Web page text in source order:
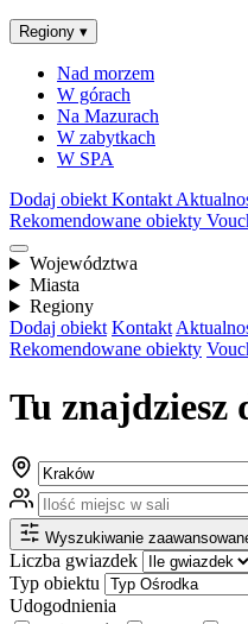
Regiony ▾
Nad morzem
W górach
Na Mazurach
W zabytkach
W SPA
Dodaj obiekt Kontakt
Rekomendowane obiekty
Województwa
Miasta
Regiony
Dodaj obiekt Kontakt
Rekomendowane obiekty
Tu znajdziesz
Wyszukiwanie
Liczba gwiazdek
Typ obiektu
Udogodnienia